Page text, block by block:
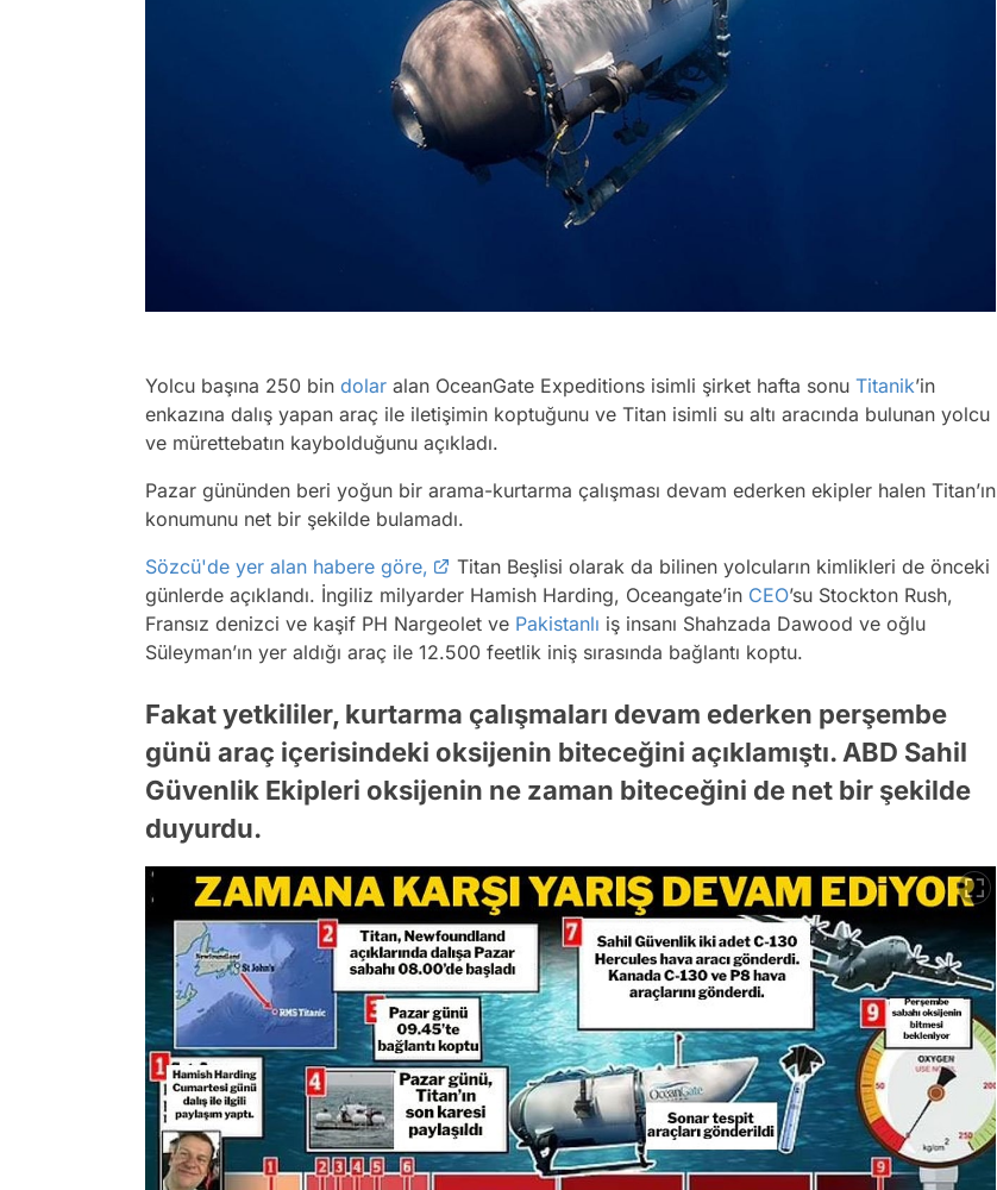
Yolcu başına 250 bin dolar alan OceanGate Expeditions isimli şirket hafta sonu Titanik’in
enkazına dalış yapan araç ile iletişimin koptuğunu ve Titan isimli su altı aracında bulunan yolcu
ve mürettebatın kaybolduğunu açıkladı.
Pazar gününden beri yoğun bir arama-kurtarma çalışması devam ederken ekipler halen Titan’ın
konumunu net bir şekilde bulamadı.
Sözcü'de yer alan habere göre,
Titan Beşlisi olarak da bilinen yolcuların kimlikleri de önceki
günlerde açıklandı. İngiliz milyarder Hamish Harding, Oceangate’in CEO’su Stockton Rush,
Fransız denizci ve kaşif PH Nargeolet ve Pakistanlı iş insanı Shahzada Dawood ve oğlu
Süleyman’ın yer aldığı araç ile 12.500 feetlik iniş sırasında bağlantı koptu.
Fakat yetkililer, kurtarma çalışmaları devam ederken perşembe
günü araç içerisindeki oksijenin biteceğini açıklamıştı. ABD Sahil
Güvenlik Ekipleri oksijenin ne zaman biteceğini de net bir şekilde
duyurdu.